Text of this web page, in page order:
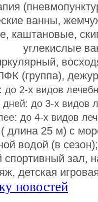
ванны,
каштановые,
углекислые
(группа),
до 2-х видов
до 3-х видов
до 4-х видов
длина 25 м) с
водой (в
зал,
детская
новостей